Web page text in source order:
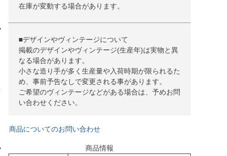
在庫が変動する場合があります。
■デザインやヴィンテージについて
掲載のデザインやヴィンテージ(生産年)は実物と異
なる場合があります。
小さな造り手が多く生産量や入荷時期が限られるた
め、事前予告なしで変更される事があります。
ご希望のヴィンテージなどがある場合は、予めお問
い合わせください。
商品についてのお問い合わせ
商品情報